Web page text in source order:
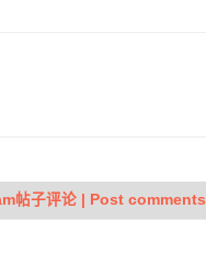
帖子评论 | Post comments